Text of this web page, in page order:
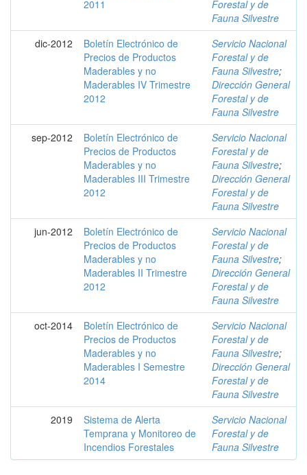
2011
Forestal y de
Fauna Silvestre
dic-2012
Boletín Electrónico de
Precios de Productos
Maderables y no
Maderables IV Trimestre
2012
Servicio Nacional
Forestal y de
Fauna Silvestre;
Dirección General
Forestal y de
Fauna Silvestre
sep-2012
Boletín Electrónico de
Precios de Productos
Maderables y no
Maderables III Trimestre
2012
Servicio Nacional
Forestal y de
Fauna Silvestre;
Dirección General
Forestal y de
Fauna Silvestre
jun-2012
Boletín Electrónico de
Precios de Productos
Maderables y no
Maderables II Trimestre
2012
Servicio Nacional
Forestal y de
Fauna Silvestre;
Dirección General
Forestal y de
Fauna Silvestre
oct-2014
Boletín Electrónico de
Precios de Productos
Maderables y no
Maderables I Semestre
2014
Servicio Nacional
Forestal y de
Fauna Silvestre;
Dirección General
Forestal y de
Fauna Silvestre
2019
Sistema de Alerta
Temprana y Monitoreo de
Incendios Forestales
Servicio Nacional
Forestal y de
Fauna Silvestre